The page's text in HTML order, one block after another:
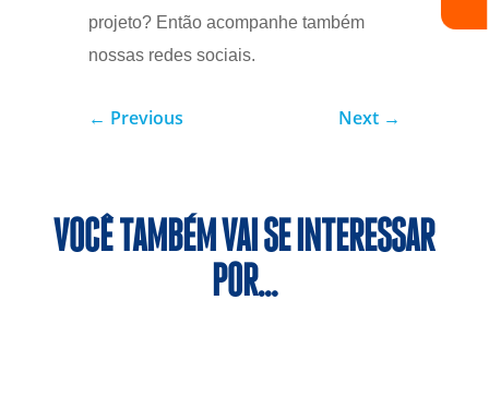
projeto? Então acompanhe também
nossas redes sociais.
← Previous Next →
VOCÊ TAMBÉM VAI SE INTERESSAR
POR…